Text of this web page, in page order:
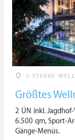
5-STERNE
Größtes
2 ÜN inkl.
6.500 qm, Sport-
Gänge-Menüs.